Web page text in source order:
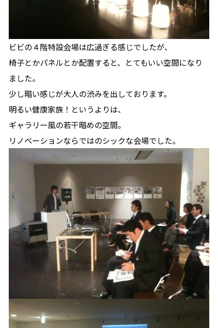
ビビの４階特設会場は広過ぎる感じでしたが、
椅子とかパネルとか配置すると、とてもいい空間になり
ました。
少し暗い感じが大人の渋みを出しております。
明るい健康家族！というよりは、
ギャラリー風の若干暗めの空間。
リノベーションならではのシックな会場でした。